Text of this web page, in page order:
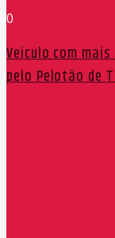
0
Veículo com
pelo Pelotão de